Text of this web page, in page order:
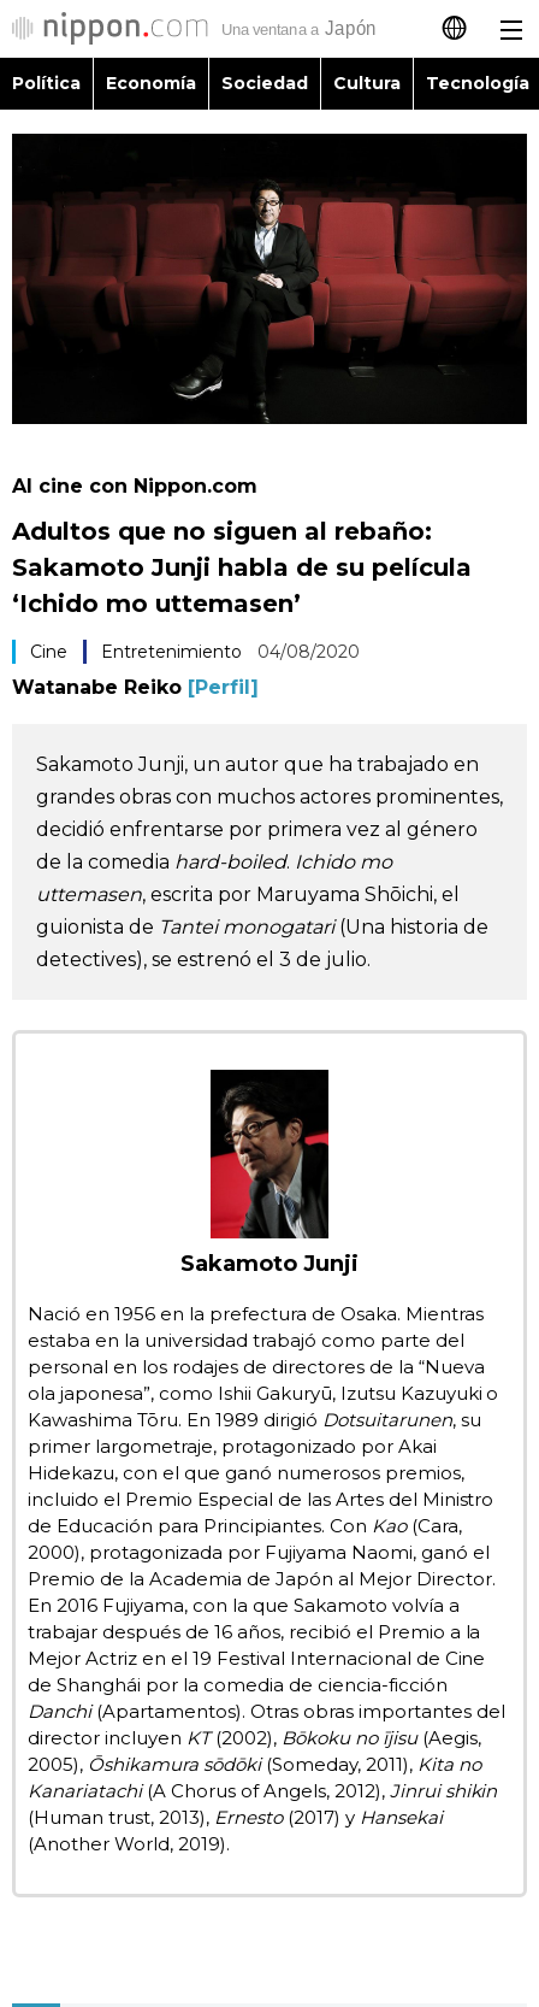
日本語
简体字
繁體字
Français
Economía
Vida
Guía de Japón
En profundidad
Más
Noticias
Avisos
official SNS
Política Economía Sociedad Cultura Tecnología
Al cine con Nippon.com
Adultos que no siguen al rebaño:
Sakamoto Junji habla de su película
‘Ichido mo uttemasen’
Cine Entretenimiento 04/08/2020
Watanabe Reiko [Perfil]
Sakamoto Junji, un autor que ha trabajado en
grandes obras con muchos actores prominentes,
decidió enfrentarse por primera vez al género
de la comedia hard-boiled. Ichido mo
uttemasen, escrita por Maruyama Shōichi, el
guionista de Tantei monogatari(Una historia de
detectives), se estrenó el 3 de julio.
Sakamoto Junji
Nació en 1956 en la prefectura de Osaka. Mientras
estaba en la universidad trabajó como parte del
personal en los rodajes de directores de la “Nueva
ola japonesa”, como Ishii Gakuryū, Izutsu Kazuyuki o
Kawashima Tōru. En 1989 dirigió Dotsuitarunen, su
primer largometraje, protagonizado por Akai
Hidekazu, con el que ganó numerosos premios,
incluido el Premio Especial de las Artes del Ministro
de Educación para Principiantes. Con Kao(Cara,
2000), protagonizada por Fujiyama Naomi, ganó el
Premio de la Academia de Japón al Mejor Director.
En 2016 Fujiyama, con la que Sakamoto volvía a
trabajar después de 16 años, recibió el Premio a la
Mejor Actriz en el 19 Festival Internacional de Cine
de Shanghái por la comedia de ciencia-ficción
Danchi(Apartamentos). Otras obras importantes del
director incluyen KT(2002), Bōkoku no ījisu(Aegis,
2005), Ōshikamura sōdōki(Someday, 2011), Kita no
Kanariatachi(A Chorus of Angels, 2012), Jinrui shikin
(Human trust, 2013), Ernesto(2017) y Hansekai
(Another World, 2019).